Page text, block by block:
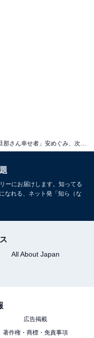
ーにお届けします。知ってる
なれる、ネット発「知ら（な
All About Japan
広告掲載
著作権・商標・免責事項